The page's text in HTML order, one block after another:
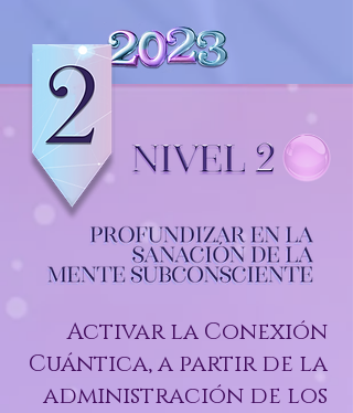
Activar la Conexión
Cuántica, a partirde la
administración de los